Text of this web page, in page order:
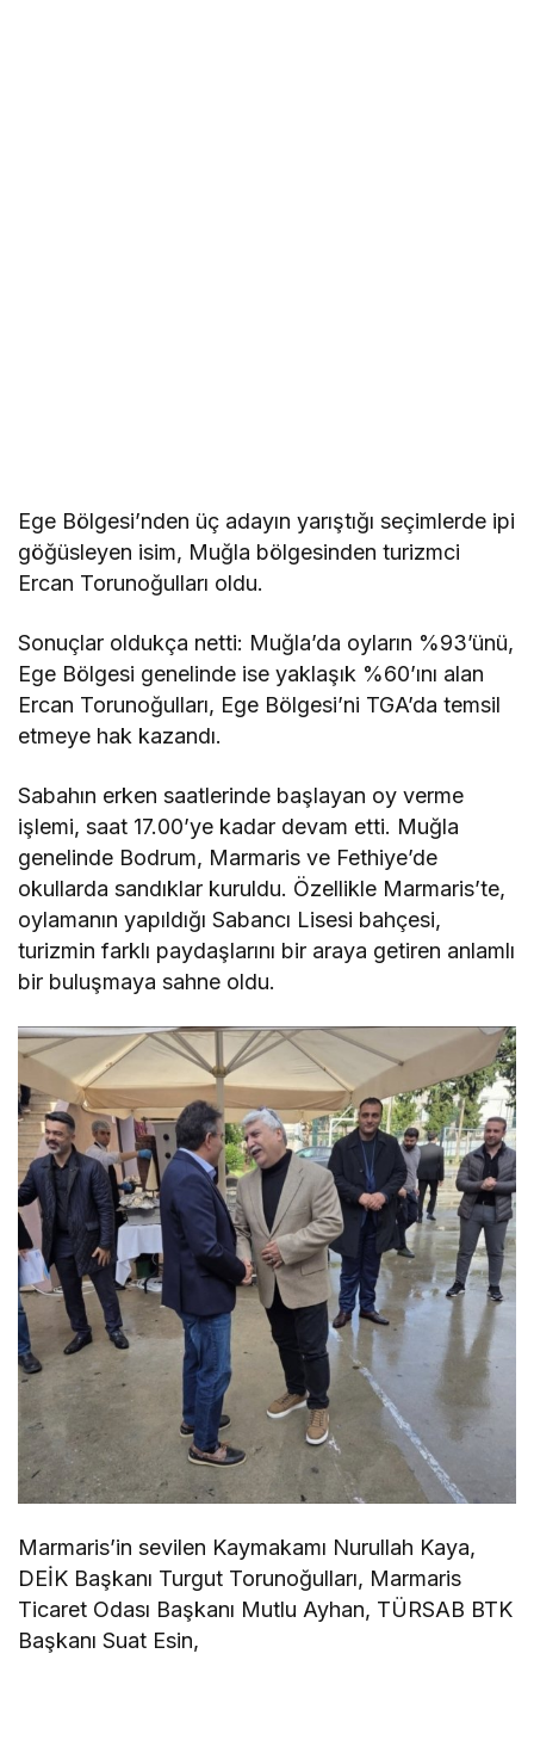
Ege Bölgesi’nden üç adayın yarıştığı seçimlerde ipi
göğüsleyen isim, Muğla bölgesinden turizmci
Ercan Torunoğulları oldu.
Sonuçlar oldukça netti: Muğla’da oyların %93’ünü,
Ege Bölgesi genelinde ise yaklaşık %60’ını alan
Ercan Torunoğulları, Ege Bölgesi’ni TGA’da temsil
etmeye hak kazandı.
Sabahın erken saatlerinde başlayan oy verme
işlemi, saat 17.00’ye kadar devam etti. Muğla
genelinde Bodrum, Marmaris ve Fethiye’de
okullarda sandıklar kuruldu. Özellikle Marmaris’te,
oylamanın yapıldığı Sabancı Lisesi bahçesi,
turizmin farklı paydaşlarını bir araya getiren anlamlı
bir buluşmaya sahne oldu.
Marmaris’in sevilen Kaymakamı Nurullah Kaya,
DEİK Başkanı Turgut Torunoğulları, Marmaris
Ticaret Odası Başkanı Mutlu Ayhan, TÜRSAB BTK
Başkanı Suat Esin,